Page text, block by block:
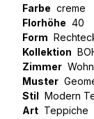
Farbe creme
Florhöhe 40
Form
Kollektion
Zimmer
Muster
Stil Modern
Art Teppiche